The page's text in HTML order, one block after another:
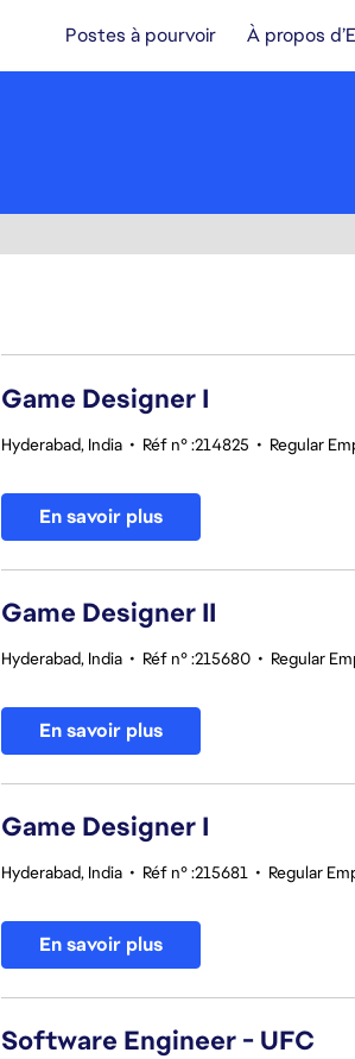
Postes à pourvoir À propos
Game Designer I
Hyderabad, India • Réf n° :214825 • Regular
En savoir plus
Game Designer II
Hyderabad, India • Réf n° :215680 • Regular
En savoir plus
Game Designer I
Hyderabad, India • Réf n° :215681 • Regular
En savoir plus
Software Engineer - UFC